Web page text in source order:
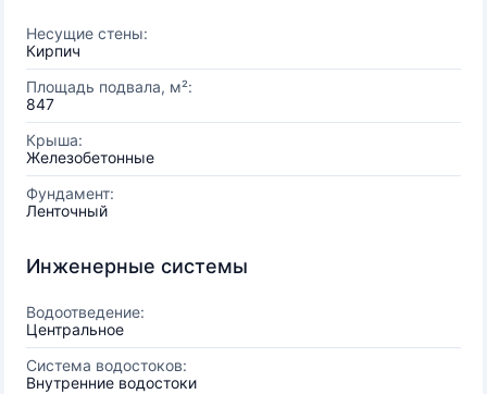
Несущие стены:
Кирпич
Площадь подвала, м²:
847
Крыша:
Железобетонные
Фундамент:
Ленточный
Инженерные системы
Водоотведение:
Центральное
Система водостоков:
Внутренние водостоки